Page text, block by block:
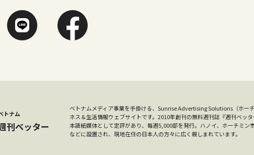
トナム
刊ベッター
ベトナムメディア事業を手掛ける、Sunrise Advertising Solutions（ホー
ネス＆生活情報ウェブサイトです。2010年創刊の無料週刊誌『週刊ベッ
本語紙媒体として定評があり、毎週5,000部を発行。ハノイ、ホーチミン
などに設置され、現地在住の日本人の方々に広く親しまれています。